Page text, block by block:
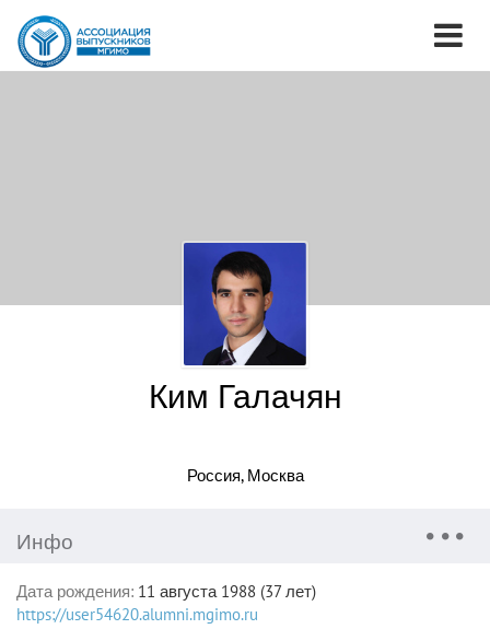
Ким Галачян
Россия, Москва
Инфо
Дата рождения: 11 августа 1988 (37 лет)
https://user54620.alumni.mgimo.ru